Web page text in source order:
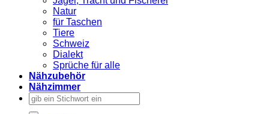
Natur
für Taschen
Tiere
Schweiz
Dialekt
Sprüche für alle
Nähzubehör
Nähzimmer
Suchen
nach: